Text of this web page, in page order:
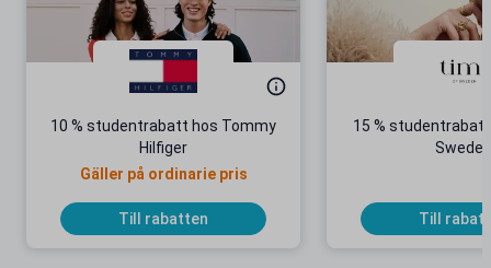
10 % studentrabatt hos Tommy
Hilfiger
Gäller på ordinarie pris
Till rabatten
15 %
Sweden
Till